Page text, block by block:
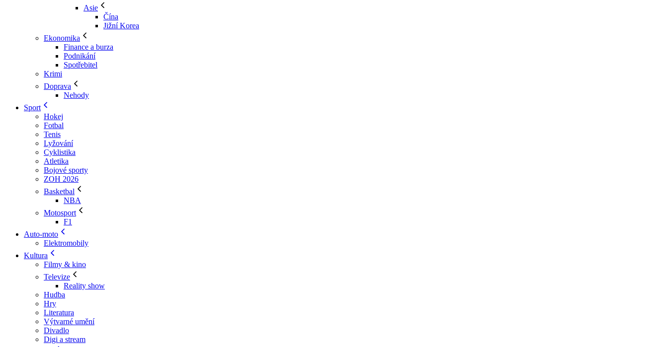
Asie
Čína
Jižní Korea
Ekonomika
Finance a burza
Podnikání
Spotřebitel
Krimi
Doprava
Nehody
Sport
Hokej
Fotbal
Tenis
Lyžování
Cyklistika
Atletika
Bojové sporty
ZOH 2026
Basketbal
NBA
Motosport
F1
Auto-moto
Elektromobily
Kultura
Filmy & kino
Televize
Reality show
Hudba
Hry
Literatura
Výtvarné umění
Divadlo
Digi a stream